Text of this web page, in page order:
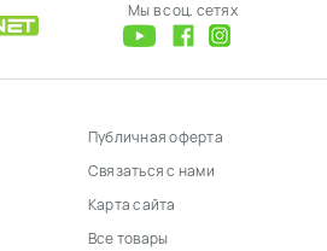
Мы в соц. сетях
Публичная оферта
Связаться с нами
Карта сайта
Все товары